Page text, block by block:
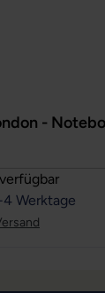
-
Bewertung
Werktage